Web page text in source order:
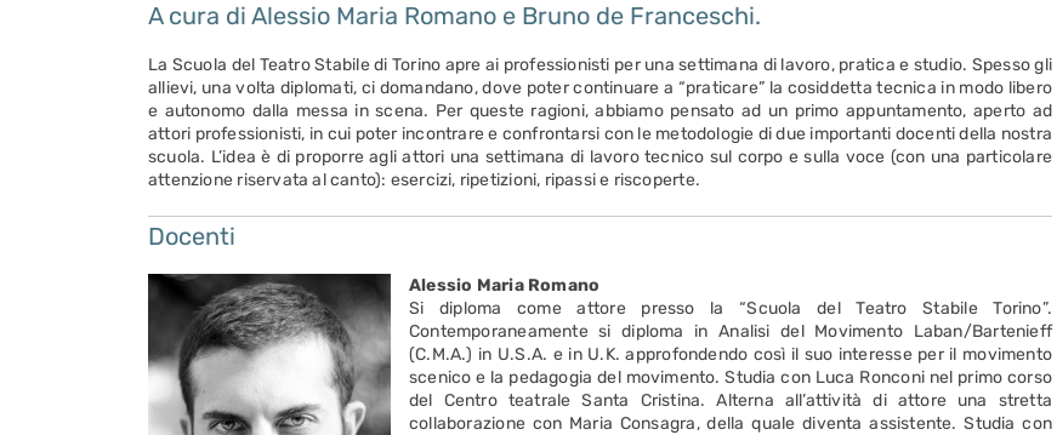
A cura di Alessio Maria Romano e Bruno de Franceschi.
La Scuola del Teatro Stabile di Torino apre ai professionisti per una settimana di lavoro, pratica e studio. Spesso gli
allievi, una volta diplomati, ci domandano, dove poter continuare a “praticare” la cosiddetta tecnica in modo libero
e autonomo dalla messa in scena. Per queste ragioni, abbiamo pensato ad un primo appuntamento, aperto ad
attori professionisti, in cui poter incontrare e confrontarsi con le metodologie di due importanti docenti della nostra
scuola. L’idea è di proporre agli attori una settimana di lavoro tecnico sul corpo e sulla voce (con una particolare
attenzione riservata al canto): esercizi, ripetizioni, ripassi e riscoperte.
Docenti
Alessio Maria Romano
Si diploma come attore presso la “Scuola del Teatro Stabile Torino”.
Contemporaneamente si diploma in Analisi del Movimento Laban/Bartenieff
(C.M.A.) in U.S.A. e in U.K. approfondendo così il suo interesse per il movimento
scenico e la pedagogia del movimento. Studia con Luca Ronconi nel primo corso
del Centro teatrale Santa Cristina. Alterna all’attività di attore una stretta
collaborazione con Maria Consagra, della quale diventa assistente. Studia con